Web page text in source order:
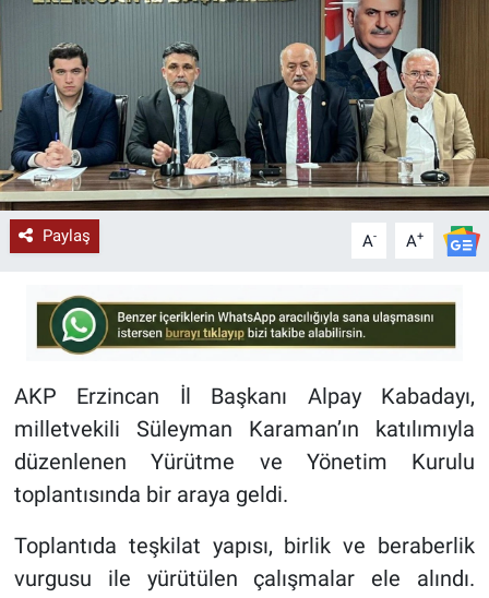
Paylaş A- A+
AKP Erzincan İl Başkanı Alpay Kabadayı,
milletvekili Süleyman Karaman’ın katılımıyla
düzenlenen Yürütme ve Yönetim Kurulu
toplantısında bir araya geldi.
Toplantıda teşkilat yapısı, birlik ve beraberlik
vurgusu ile yürütülen çalışmalar ele alındı.
RESMİ İLAN